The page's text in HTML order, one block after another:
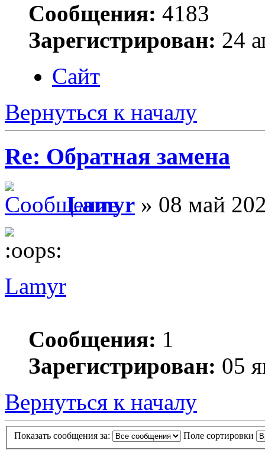
Сообщения: 4183
Зарегистрирован: 24
Сайт
Вернуться к началу
Re: Обратная замена
Lamyr » 08 май
Lamyr
Сообщения: 1
Зарегистрирован: 05
Вернуться к началу
Показать сообщения за: Поле сортировки